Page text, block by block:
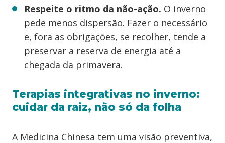
Respeite o ritmo da não-ação. O inverno
pede menos dispersão. Fazer o necessário
e, fora as obrigações, se recolher, tende a
preservar a reserva de energia até a
chegada da primavera.
Terapias integrativas no inverno:
cuidar da raiz, não só da folha
A Medicina Chinesa tem uma visão preventiva,